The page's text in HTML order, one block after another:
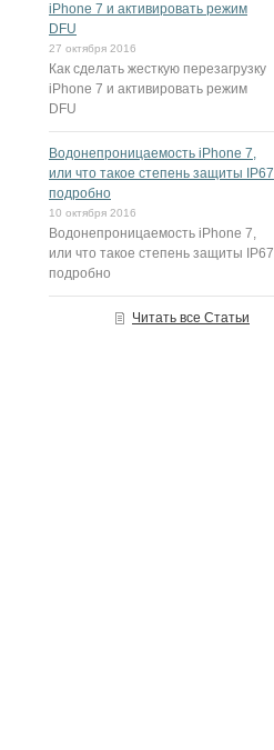
iPhone 7 и активировать режим
DFU
27 октября 2016
Как сделать жесткую перезагрузку
iPhone 7 и активировать режим
DFU
Водонепроницаемость iPhone 7,
или что такое степень защиты IP67
подробно
10 октября 2016
Водонепроницаемость iPhone 7,
или что такое степень защиты IP67
подробно
Читать все Статьи